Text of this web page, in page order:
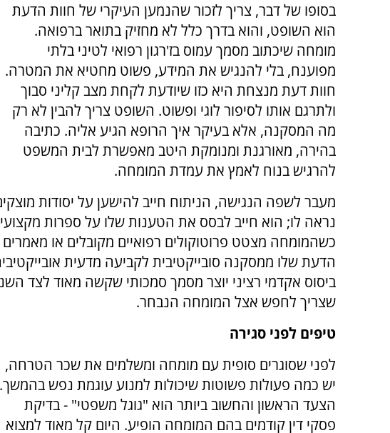
בסופו של דבר, צריך לזכור שהנמען העיקרי של חוות הדעת
הוא השופט, והוא בדרך כלל לא מחזיק בתואר ברפואה.
מומחה שיכתוב מסמך עמוס בז'רגון רפואי לטיני בלתי
מפוענח, בלי להנגיש את המידע, פשוט מחטיא את המטרה.
חוות דעת מנצחת היא כזו שיודעת לקחת מצב קליני סבוך
ולתרגם אותו לסיפור לוגי ופשוט. השופט צריך להבין לא רק
מה המסקנה, אלא בעיקר איך הרופא הגיע אליה. כתיבה
בהירה, מאורגנת ומנומקת היטב מאפשרת לבית המשפט
להרגיש בנוח לאמץ את עמדת המומחה.
מעבר לשפה הנגישה, הניתוח חייב להישען על יסודות
נראה לו; הוא חייב לבסס את הטענות שלו על ספרות
כשהמומחה מצטט פרוטוקולים רפואיים מקובלים או
הדעת שלו ממסקנה סובייקטיבית לקביעה מדעית
ביסוס אקדמי רציני יוצר מסמך סמכותי שקשה מאוד לצד
שצריך לחפש אצל המומחה הנבחר.
טיפים לפני סגירה
לפני שסוגרים סופית עם מומחה ומשלמים את שכר הטרחה,
יש כמה פעולות פשוטות שיכולות למנוע עוגמת נפש בהמשך.
הצעד הראשון והחשוב ביותר הוא "גוגל משפטי" - בדיקת
פסקי דין קודמים בהם המומחה הופיע. היום קל מאוד למצוא